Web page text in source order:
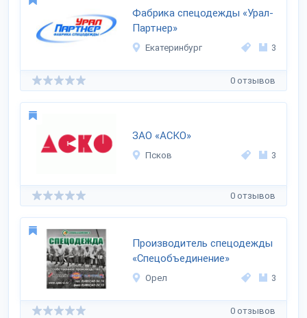
Фабрика спецодежды «Урал-
Партнер»
Екатеринбург 3
0 отзывов
ЗАО «АСКО»
Псков 3
0 отзывов
Производитель спецодежды
«Спецобъединение»
Орел 3
0 отзывов